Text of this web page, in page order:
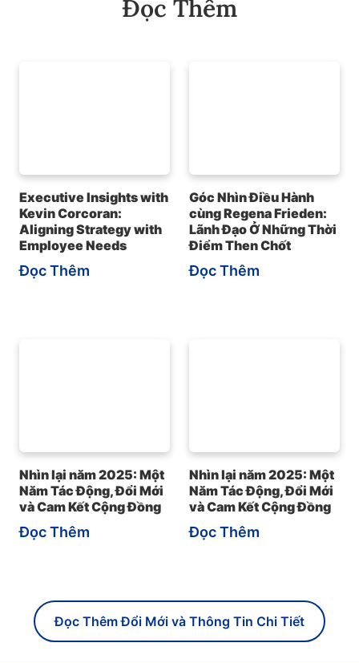
Đọc Thêm
Executive Insights with
Kevin Corcoran:
Aligning Strategy with
Employee Needs
Đọc Thêm
Góc Nhìn Điều Hành
cùng Regena Frieden:
Lãnh Đạo Ở Những Thời
Điểm Then Chốt
Đọc Thêm
Nhìn lại năm 2025: Một
Năm Tác Động, Đổi Mới
và Cam Kết Cộng Đồng
Đọc Thêm
Nhìn lại năm 2025: Một
Năm Tác Động, Đổi Mới
và Cam Kết Cộng Đồng
Đọc Thêm
Đọc Thêm Đổi Mới và Thông Tin Chi Tiết